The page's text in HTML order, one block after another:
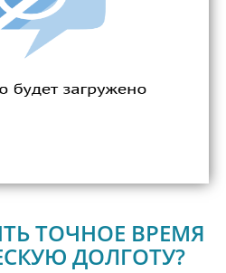
ТОЧНОЕ ВРЕМЯ
ДОЛГОТУ?